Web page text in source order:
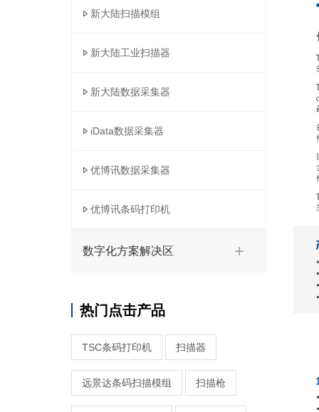
新大陆扫描模组
新大陆工业扫描器
新大陆数据采集器
iData数据采集器
优博讯数据采集器
优博讯条码打印机
数字化方案解决区
热门点击产品
TSC条码打印机 扫描器
远景达条码扫描模组 扫描枪